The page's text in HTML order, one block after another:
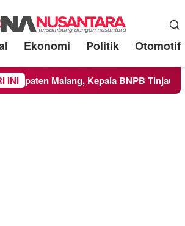
Ekonomi Politik Otomotif
INIKepala BNPB Tinjau Langsung Lokasi